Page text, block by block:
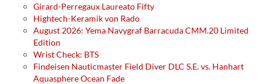
Girard-Perregaux Laureato Fifty
Hightech-Keramik von Rado
August 2026: Yema Navygraf Barracuda CMM.20 Limited
Edition
Wrist Check: BTS
Findeisen Nauticmaster Field Diver DLC S.E. vs. Hanhart
Aquasphere Ocean Fade